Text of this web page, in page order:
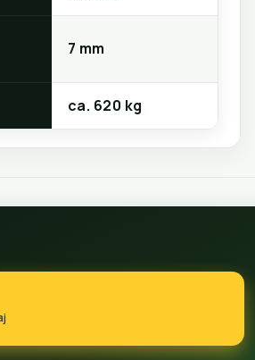
7 mm
ca. 620 kg